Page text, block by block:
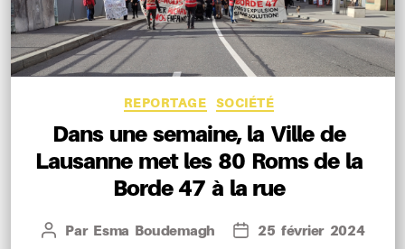
Catégories
REPORTAGE SOCIÉTÉ
Dans une semaine, la Ville de
Lausanne met les 80 Roms de la
Borde 47 à la rue
Auteur
Par Esma Boudemagh
Date25 février 2024